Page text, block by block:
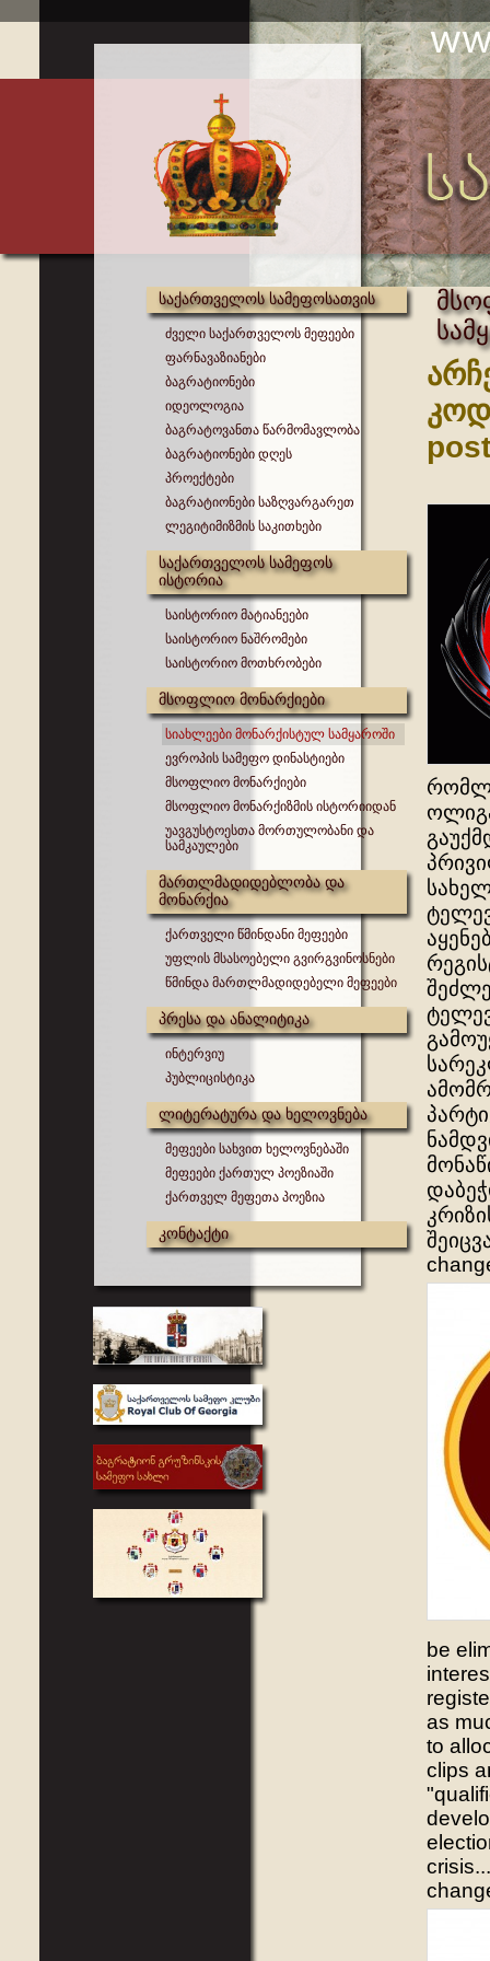
საქართველოს სამეფოსათვის
ძველი საქართველოს მეფეები
ფარნავაზიანები
ბაგრატიონები
იდეოლოგია
ბაგრატოვანთა წარმომავლობა
ბაგრატიონები დღეს
პროექტები
ბაგრატიონები საზღვარგარეთ
ლეგიტიმიზმის საკითხები
საქართველოს სამეფოს
ისტორია
საისტორიო მატიანეები
საისტორიო ნაშრომები
საისტორიო მოთხრობები
მსოფლიო მონარქიები
სიახლეები მონარქისტულ სამყაროში
ევროპის სამეფო დინასტიები
მსოფლიო მონარქიები
მსოფლიო მონარქიზმის ისტორიიდან
უავგუსტოესთა მორთულობანი და
სამკაულები
მართლმადიდებლობა და
მონარქია
ქართველი წმინდანი მეფეები
უფლის მსასოებელი გვირგვინოსნები
წმინდა მართლმადიდებელი მეფეები
პრესა და ანალიტიკა
ინტერვიუ
პუბლიცისტიკა
ლიტერატურა და ხელოვნება
მეფეები სახვით ხელოვნებაში
მეფეები ქართულ პოეზიაში
ქართველ მეფეთა პოეზია
კონტაქტი
be
as
to
clips